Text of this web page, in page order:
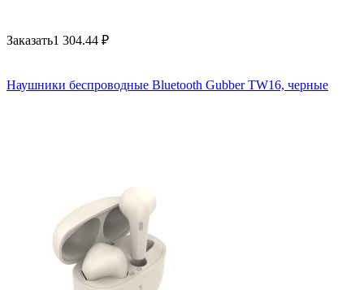
Заказать1 304.44 ₽
Наушники беспроводные Bluetooth Gubber TW16, черные